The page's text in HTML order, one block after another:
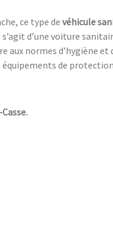
ce type de véhicule
d’une voiture
normes d’hygiène et
de